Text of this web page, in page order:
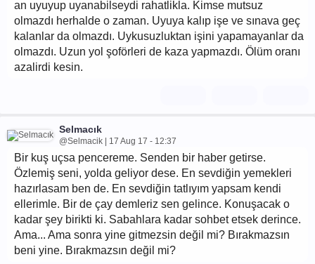
an uyuyup uyanabilseydi rahatlikla. Kimse mutsuz
olmazdı herhalde o zaman. Uyuya kalıp işe ve sınava geç
kalanlar da olmazdı. Uykusuzluktan işini yapamayanlar da
olmazdı. Uzun yol şoförleri de kaza yapmazdı. Ölüm oranı
azalirdi kesin.
Selmacık
@Selmacik | 17 Aug 17 - 12:37
Bir kuş uçsa pencereme. Senden bir haber getirse.
Özlemiş seni, yolda geliyor dese. En sevdiğin yemekleri
hazırlasam ben de. En sevdiğin tatlıyım yapsam kendi
ellerimle. Bir de çay demleriz sen gelince. Konuşacak o
kadar şey birikti ki. Sabahlara kadar sohbet etsek derince.
Ama... Ama sonra yine gitmezsin değil mi? Bırakmazsın
beni yine. Bırakmazsın değil mi?